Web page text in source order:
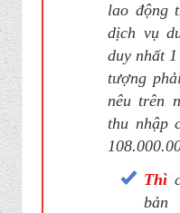
lao động
dịch vụ
duy nhất
tượng
nêu trên
thu nhập
Thì
bản